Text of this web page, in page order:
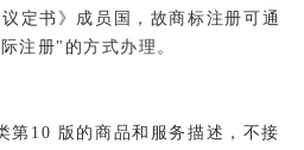
定书》成员国，故商标注册可通
注册"的方式办理。
第10 版的商品和服务描述，不接